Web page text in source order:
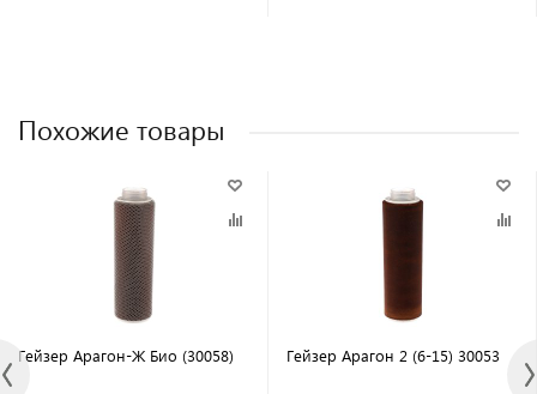
Похожие товары
Гейзер Арагон-Ж Био (30058) Гейзер Арагон 2 (6-15) 30053